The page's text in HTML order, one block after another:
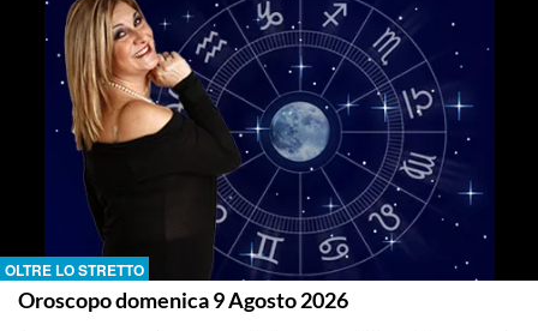
OLTRE LO STRETTO
Oroscopo domenica 9 Agosto 2026